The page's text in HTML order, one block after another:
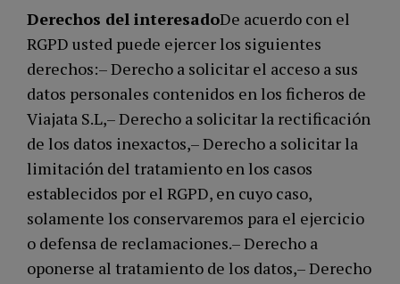
Derechos del interesadoDe acuerdo con el
RGPD usted puede ejercer los siguientes
derechos:– Derecho a solicitar el acceso a sus
datos personales contenidos en los ficheros de
Viajata S.L,– Derecho a solicitar la rectificación
de los datos inexactos,– Derecho a solicitar la
limitación del tratamiento en los casos
establecidos por el RGPD, en cuyo caso,
solamente los conservaremos para el ejercicio
o defensa de reclamaciones.– Derecho a
oponerse al tratamiento de los datos,– Derecho